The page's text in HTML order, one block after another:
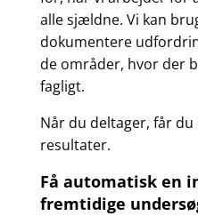
alle sjældne. Vi kan
dokumentere
de områder, hvor der
fagligt.
Når du deltager, får
resultater.
Få automatisk en
fremtidige